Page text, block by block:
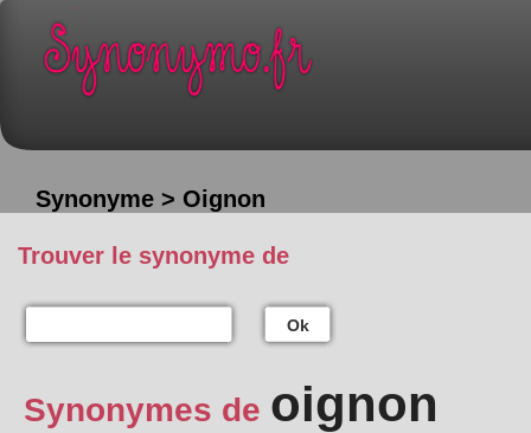
Synonyme > Oignon
Trouver le synonyme de
Ok
Synonymes de oignon